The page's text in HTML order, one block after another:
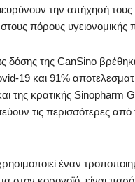
την απήχησή
πόρους υγειονομικής
δόσης της CanSino
19 και 91%
της κρατικής Sinopharm
τις περισσότερες από
έναν